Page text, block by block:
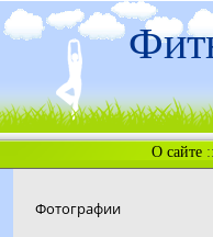
О сайте
Фотографии